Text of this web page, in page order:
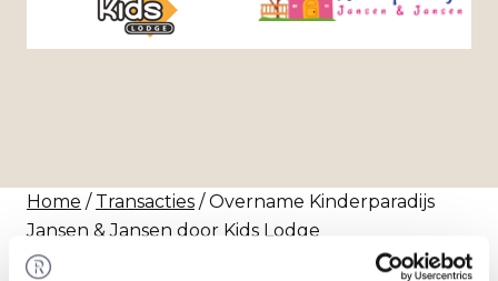
Home / Transacties / Overname Kinderparadijs
Jansen & Jansen door Kids Lodge
Transactie